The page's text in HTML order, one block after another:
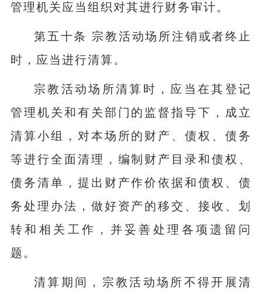
管理机关应当组织对其进行财务审计。
第五十条 宗教活动场所注销或者终止
时，应当进行清算。
宗教活动场所清算时，应当在其登记
管理机关和有关部门的监督指导下，成立
清算小组，对本场所的财产、债权、债务
等进行全面清理，编制财产目录和债权、
债务清单，提出财产作价依据和债权、债
务处理办法，做好资产的移交、接收、划
转和相关工作，并妥善处理各项遗留问
题。
清算期间，宗教活动场所不得开展清